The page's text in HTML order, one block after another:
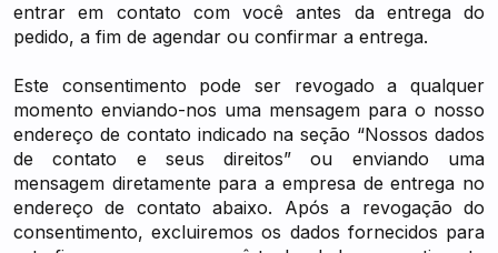
entrar em contato com você antes da entrega do
pedido, a fim de agendar ou confirmar a entrega.
Este consentimento pode ser revogado a qualquer
momento enviando-nos uma mensagem para o nosso
endereço de contato indicado na seção “Nossos dados
de contato e seus direitos” ou enviando uma
mensagem diretamente para a empresa de entrega no
endereço de contato abaixo. Após a revogação do
consentimento, excluiremos os dados fornecidos para